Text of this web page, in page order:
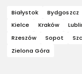
Białystok Bydgoszcz
Kielce
Kraków
Rzeszów
Sopot
Zielona Góra